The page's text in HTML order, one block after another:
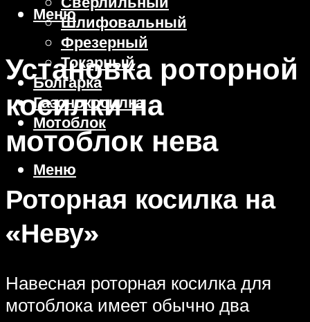
Шлифовальный
Фрезерный
Токарный
Болгарка
Газонокосилка
Мотоблок
Меню
Меню
Установка роторной
косилки на
мотоблок нева
Роторная косилка на
«Неву»
Навесная роторная косилка для
мотоблока имеет обычно два